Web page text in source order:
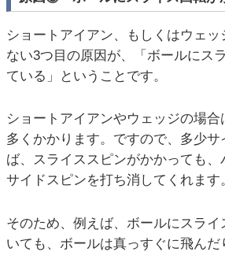
ショートアイアン、もしくはウェ
ない3つ目の原因が、「ボールにス
ている」ということです。
ショートアイアンやウェッジの場
多くかかります。ですので、多少サ
ば、スライススピンがかかっても
サイドスピンを打ち消してくれます
そのため、例えば、ボールにスライ
いても、ボールは真っすぐに飛んだ